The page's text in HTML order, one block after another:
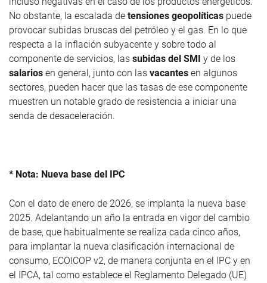
No obstante, la escalada de tensiones geopolíticas puede
provocar subidas bruscas del petróleo y el gas. En lo que
respecta a la inflación subyacente y sobre todo al
componente de servicios, las subidas del SMI y de los
salarios en general, junto con las vacantes en algunos
sectores, pueden hacer que las tasas de ese componente
muestren un notable grado de resistencia a iniciar una
senda de desaceleración.
* Nota: Nueva base del IPC
Con el dato de enero de 2026, se implanta la nueva base
2025. Adelantando un año la entrada en vigor del cambio
de base, que habitualmente se realiza cada cinco años,
para implantar la nueva clasificación internacional de
consumo, ECOICOP v2, de manera conjunta en el IPC y en
el IPCA, tal como establece el Reglamento Delegado (UE)